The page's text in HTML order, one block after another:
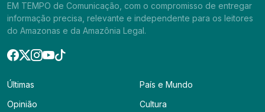
EM TEMPO de Comunicação, com o compromisso de entregar
informação precisa, relevante e independente para os leitores
do Amazonas e da Amazônia Legal.
Últimas
Opinião
País e Mundo
Cultura